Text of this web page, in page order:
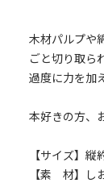
木材パルプや
ごと切り取ら
過度に力を加
本好きの方、
【サイズ】
【素 材】し